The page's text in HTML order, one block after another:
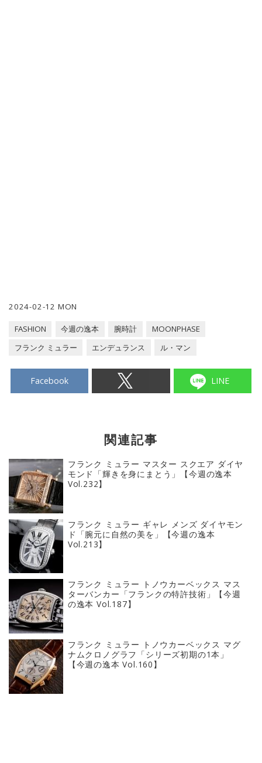
2024-02-12 MON
FASHION 今週の逸本 腕時計
MOONPHASE
フランク ミュラー
エンデュランス ル・マン
Facebook LINE
関連記事
フランク ミュラー マスター スクエア ダイヤ
モンド「輝きを身にまとう」【今週の逸本
Vol.232】
フランク ミュラー ギャレ メンズ ダイヤモン
ド「腕元に自然の美を」【今週の逸本
Vol.213】
フランク ミュラー トノウカーベックス マス
ターバンカー「フランクの特許技術」【今週
の逸本 Vol.187】
フランク ミュラー トノウカーベックス マグ
ナムクロノグラフ「シリーズ初期の1本」
【今週の逸本 Vol.160】